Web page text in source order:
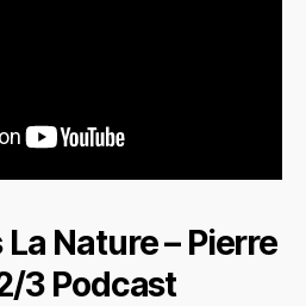
Nature – Pierre
3 Podcast